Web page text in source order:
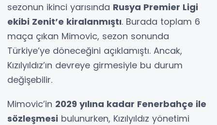
sezonun ikinci yarısında Rusya Premier Ligi
ekibi Zenit’e kiralanmıştı. Burada toplam 6
maça çıkan Mimovic, sezon sonunda
Türkiye’ye döneceğini açıklamıştı. Ancak,
Kızılyıldız’ın devreye girmesiyle bu durum
değişebilir.
Mimovic’in 2029 yılına kadar Fenerbahçe ile
sözleşmesi bulunurken, Kızılyıldız yönetimi